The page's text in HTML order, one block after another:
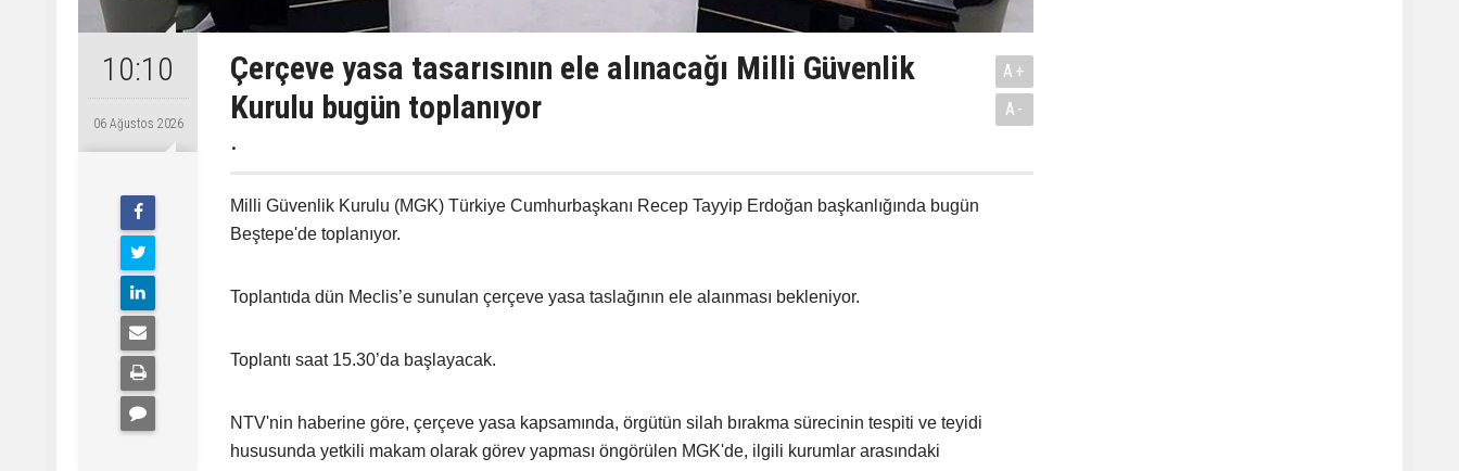
10:10
06 Ağustos 2026
Çerçeve yasa tasarısının ele alınacağı Milli Güvenlik
Kurulu bugün toplanıyor
.
A+
A-
Milli Güvenlik Kurulu (MGK) Türkiye Cumhurbaşkanı Recep Tayyip Erdoğan başkanlığında bugün
Beştepe'de toplanıyor.
Toplantıda dün Meclis’e sunulan çerçeve yasa taslağının ele alaınması bekleniyor.
Toplantı saat 15.30’da başlayacak.
NTV'nin haberine göre, çerçeve yasa kapsamında, örgütün silah bırakma sürecinin tespiti ve teyidi
hususunda yetkili makam olarak görev yapması öngörülen MGK'de, ilgili kurumlar arasındaki